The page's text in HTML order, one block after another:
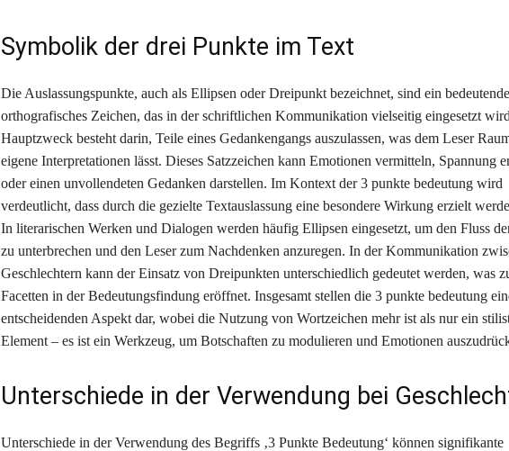
Symbolik der drei Punkte im Text
Die Auslassungspunkte, auch als Ellipsen oder Dreipunkt bezeichnet, sind ein
orthografisches Zeichen, das in der schriftlichen Kommunikation vielseitig eingesetzt
Hauptzweck besteht darin, Teile eines Gedankengangs auszulassen, was dem Leser
eigene Interpretationen lässt. Dieses Satzzeichen kann Emotionen vermitteln, Spannung
oder einen unvollendeten Gedanken darstellen. Im Kontext der 3 punkte bedeutung wird
verdeutlicht, dass durch die gezielte Textauslassung eine besondere Wirkung erzielt
In literarischen Werken und Dialogen werden häufig Ellipsen eingesetzt, um den Fluss
zu unterbrechen und den Leser zum Nachdenken anzuregen. In der Kommunikation
Geschlechtern kann der Einsatz von Dreipunkten unterschiedlich gedeutet werden, was
Facetten in der Bedeutungsfindung eröffnet. Insgesamt stellen die 3 punkte bedeutung
entscheidenden Aspekt dar, wobei die Nutzung von Wortzeichen mehr ist als nur ein
Element – es ist ein Werkzeug, um Botschaften zu modulieren und Emotionen
Unterschiede in der Verwendung bei
Unterschiede in der Verwendung des Begriffs ‚3 Punkte Bedeutung‘ können signifikante